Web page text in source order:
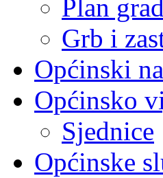
Plan
Grb i
Općinski
Općinsko
Sjednice
Općinske